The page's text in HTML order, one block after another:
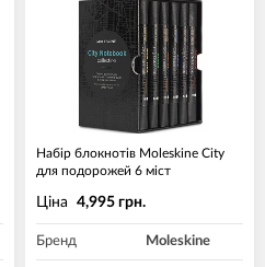
Набір блокнотів Moleskine City
для подорожей 6 міст
Ціна 4,995 грн.
Бренд Moleskine